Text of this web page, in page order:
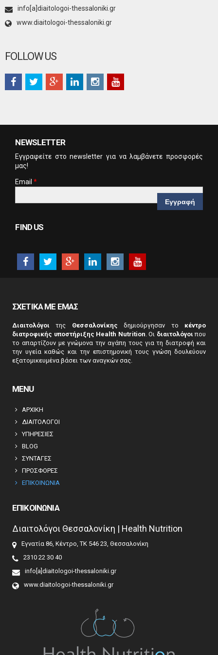
info[a]diaitologoi-thessaloniki.gr
www.diaitologoi-thessaloniki.gr
FOLLOW US
NEWSLETTER
Eγγραφείτε στο newsletter για να λαμβάνετε προσφορές
μας!
Email*
This
not you are a
human
spam
5+2
FIND US
ΣΧΕΤΙΚΑ ΜΕ ΕΜΑΣ
Διαιτολόγοι της Θεσσαλονίκης δημιούργησαν το κέντρο
διατροφικής υποστήριξης Health Nutrition. Οι διαιτολόγοι που
το απαρτίζουν με γνώμονα την αγάπη τους για τη διατροφή και
την υγεία καθώς και την επιστημονική τους γνώση δουλεύουν
εξατομικευμένα βάσει των αναγκών σας.
MENU
ΑΡΧΙΚΗ
ΔΙΑΙΤΟΛΟΓΟΙ
ΥΠΗΡΕΣΙΕΣ
BLOG
ΣΥΝΤΑΓΕΣ
ΠΡΟΣΦΟΡΕΣ
ΕΠΙΚΟΙΝΩΝΙΑ
ΕΠΙΚΟΙΝΩΝΙΑ
Διαιτολόγοι Θεσσαλονίκη | Health Nutrition
Εγνατία 86, Κέντρο, ΤΚ 546 23, Θεσσαλονίκη
2310 22 30 40
info[a]diaitologoi-thessaloniki.gr
www.diaitologoi-thessaloniki.gr